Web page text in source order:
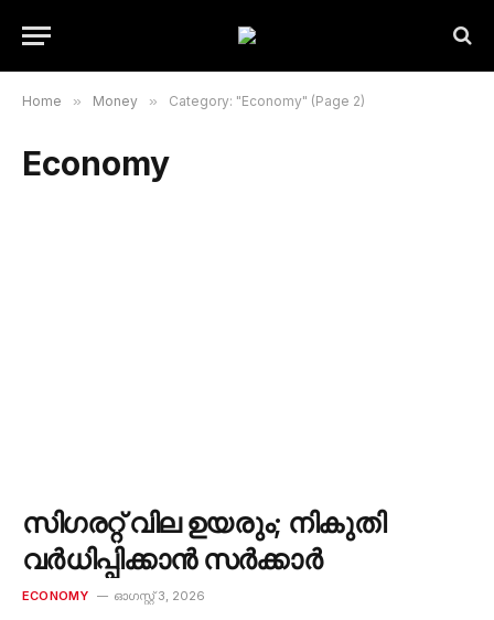
Home » Money » Category: "Economy" (Page 2)
Economy
സിഗരറ്റ് വില ഉയരും; നികുതി
വർധിപ്പിക്കാൻ സർക്കാർ
ECONOMY ഓഗസ്റ്റ്‌ 3, 2026